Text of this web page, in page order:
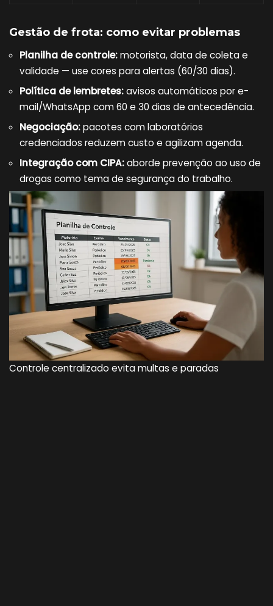
Gestão de frota: como evitar problemas
Planilha de controle:motorista, data de coleta e
validade — use cores para alertas (60/30 dias).
Política de lembretes:avisos automáticos por e-
mail/WhatsApp com 60 e 30 dias de antecedência.
Negociação:pacotes com laboratórios
credenciados reduzem custo e agilizam agenda.
Integração com CIPA:aborde prevenção ao uso de
drogas como tema de segurança do trabalho.
Controle centralizado evita multas e paradas